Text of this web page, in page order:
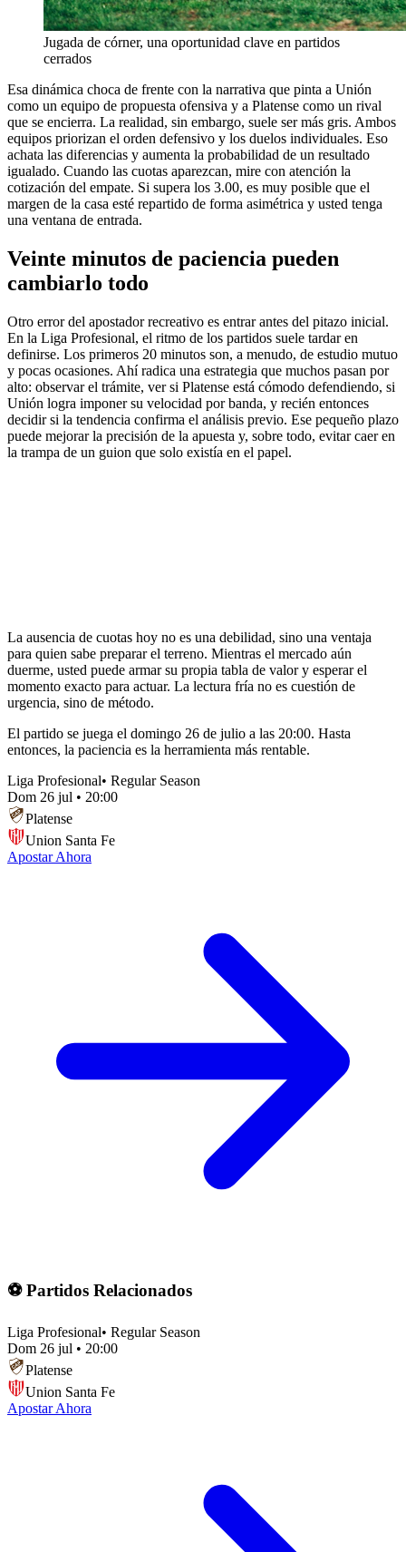
Jugada de córner, una oportunidad clave en partidos
cerrados
Esa dinámica choca de frente con la narrativa que pinta a Unión
como un equipo de propuesta ofensiva y a Platense como un rival
que se encierra. La realidad, sin embargo, suele ser más gris. Ambos
equipos priorizan el orden defensivo y los duelos individuales. Eso
achata las diferencias y aumenta la probabilidad de un resultado
igualado. Cuando las cuotas aparezcan, mire con atención la
cotización del empate. Si supera los 3.00, es muy posible que el
margen de la casa esté repartido de forma asimétrica y usted tenga
una ventana de entrada.
Veinte minutos de paciencia pueden
cambiarlo todo
Otro error del apostador recreativo es entrar antes del pitazo inicial.
En la Liga Profesional, el ritmo de los partidos suele tardar en
definirse. Los primeros 20 minutos son, a menudo, de estudio mutuo
y pocas ocasiones. Ahí radica una estrategia que muchos pasan por
alto: observar el trámite, ver si Platense está cómodo defendiendo, si
Unión logra imponer su velocidad por banda, y recién entonces
decidir si la tendencia confirma el análisis previo. Ese pequeño plazo
puede mejorar la precisión de la apuesta y, sobre todo, evitar caer en
la trampa de un guion que solo existía en el papel.
La ausencia de cuotas hoy no es una debilidad, sino una ventaja
para quien sabe preparar el terreno. Mientras el mercado aún
duerme, usted puede armar su propia tabla de valor y esperar el
momento exacto para actuar. La lectura fría no es cuestión de
urgencia, sino de método.
El partido se juega el domingo 26 de julio a las 20:00. Hasta
entonces, la paciencia es la herramienta más rentable.
Liga Profesional• Regular Season
Dom 26 jul • 20:00
Platense
Union Santa Fe
Apostar Ahora
⚽ Partidos Relacionados
Liga Profesional• Regular Season
Dom 26 jul • 20:00
Platense
Union Santa Fe
Apostar Ahora